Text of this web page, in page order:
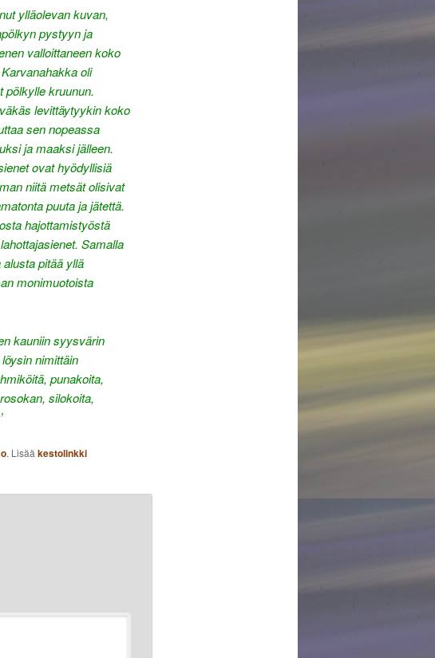
ylläolevan kuvan,
pystyyn ja
valloittaneen koko
oli
pölkylle kruunun.
levittäytyykin koko
sen nopeassa
ja maaksi jälleen.
ovat hyödyllisiä
niitä metsät olisivat
puuta ja jätettä.
hajottamistyöstä
Samalla
pitää yllä
monimuotoista
kauniin syysvärin
nimittäin
punakoita,
silokoita,
. Lisää kestolinkki